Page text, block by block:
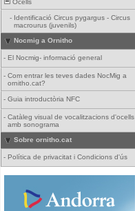
Ocells
- Identificació Circus pygargus - Circus
macrourus (juvenils)
Nocmig a Ornitho
- El Nocmig- informació general
- Com entrar les teves dades NocMig a
ornitho.cat?
- Guia introductòria NFC
- Catàleg visual de vocalitzacions d'ocells
amb sonograma
Sobre ornitho.cat
- Política de privacitat i Condicions d'ús